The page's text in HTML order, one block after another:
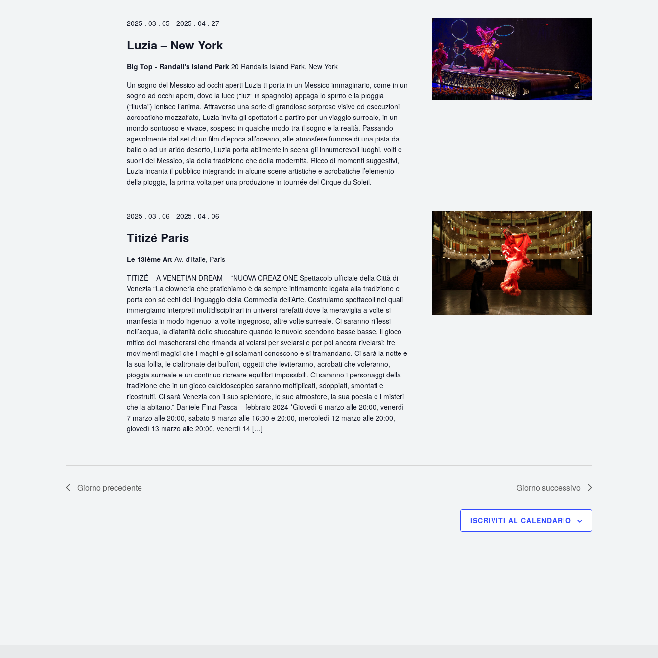
2025 . 03 . 05- 2025 . 04 . 27
Luzia – New York
Big Top - Randall's Island Park 20 Randalls Island Park, New York
Un sogno del Messico ad occhi aperti Luzia ti porta in un Messico immaginario, come in un
sogno ad occhi aperti, dove la luce (“luz” in spagnolo) appaga lo spirito e la pioggia
(“lluvia”) lenisce l’anima. Attraverso una serie di grandiose sorprese visive ed esecuzioni
acrobatiche mozzafiato, Luzia invita gli spettatori a partire per un viaggio surreale, in un
mondo sontuoso e vivace, sospeso in qualche modo tra il sogno e la realtà. Passando
agevolmente dal set di un film d’epoca all’oceano, alle atmosfere fumose di una pista da
ballo o ad un arido deserto, Luzia porta abilmente in scena gli innumerevoli luoghi, volti e
suoni del Messico, sia della tradizione che della modernità. Ricco di momenti suggestivi,
Luzia incanta il pubblico integrando in alcune scene artistiche e acrobatiche l’elemento
della pioggia, la prima volta per una produzione in tournée del Cirque du Soleil.
2025 . 03 . 06 - 2025 . 04 . 06
Titizé Paris
Le 13ième Art Av. d'Italie, Paris
TITIZÉ – A VENETIAN DREAM – *NUOVA CREAZIONE Spettacolo ufficiale della Città di
Venezia “La clowneria che pratichiamo è da sempre intimamente legata alla tradizione e
porta con sé echi del linguaggio della Commedia dell’Arte. Costruiamo spettacoli nei quali
immergiamo interpreti multidisciplinari in universi rarefatti dove la meraviglia a volte si
manifesta in modo ingenuo, a volte ingegnoso, altre volte surreale. Ci saranno riflessi
nell’acqua, la diafanità delle sfuocature quando le nuvole scendono basse basse, il gioco
mitico del mascherarsi che rimanda al velarsi per svelarsi e per poi ancora rivelarsi: tre
movimenti magici che i maghi e gli sciamani conoscono e si tramandano. Ci sarà la notte e
la sua follia, le cialtronate dei buffoni, oggetti che leviteranno, acrobati che voleranno,
pioggia surreale e un continuo ricreare equilibri impossibili. Ci saranno i personaggi della
tradizione che in un gioco caleidoscopico saranno moltiplicati, sdoppiati, smontati e
ricostruiti. Ci sarà Venezia con il suo splendore, le sue atmosfere, la sua poesia e i misteri
che la abitano.” Daniele Finzi Pasca – febbraio 2024 *Giovedì 6 marzo alle 20:00, venerdì
7 marzo alle 20:00, sabato 8 marzo alle 16:30 e 20:00, mercoledì 12 marzo alle 20:00,
giovedì 13 marzo alle 20:00, venerdì 14 […]
Giorno precedente Giorno successivo
ISCRIVITI AL CALENDARIO